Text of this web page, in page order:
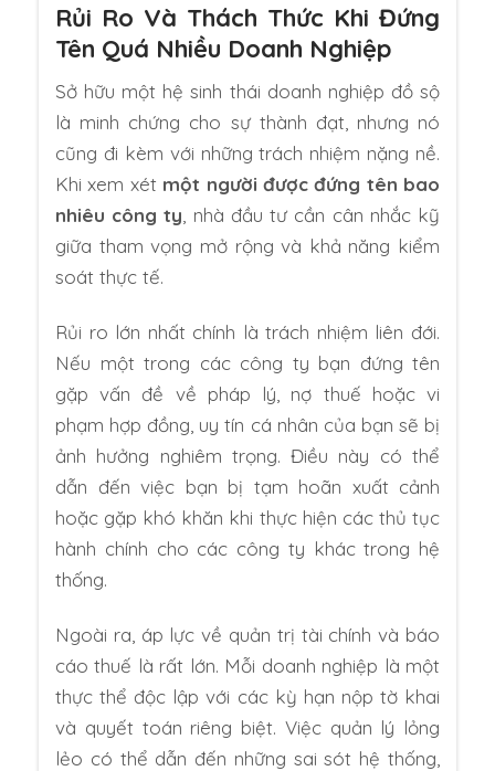
Rủi Ro Và Thách Thức Khi Đứng
Tên Quá Nhiều Doanh Nghiệp
Sở hữu một hệ sinh thái doanh nghiệp đồ sộ
là minh chứng cho sự thành đạt, nhưng nó
cũng đi kèm với những trách nhiệm nặng nề.
Khi xem xét một người được đứng tên bao
nhiêu công ty , nhà đầu tư cần cân nhắc kỹ
giữa tham vọng mở rộng và khả năng kiểm
soát thực tế.
Rủi ro lớn nhất chính là trách nhiệm liên đới.
Nếu một trong các công ty bạn đứng tên
gặp vấn đề về pháp lý, nợ thuế hoặc vi
phạm hợp đồng, uy tín cá nhân của bạn sẽ bị
ảnh hưởng nghiêm trọng. Điều này có thể
dẫn đến việc bạn bị tạm hoãn xuất cảnh
hoặc gặp khó khăn khi thực hiện các thủ tục
hành chính cho các công ty khác trong hệ
thống.
Ngoài ra, áp lực về quản trị tài chính và báo
cáo thuế là rất lớn. Mỗi doanh nghiệp là một
thực thể độc lập với các kỳ hạn nộp tờ khai
và quyết toán riêng biệt. Việc quản lý lỏng
lẻo có thể dẫn đến những sai sót hệ thống,